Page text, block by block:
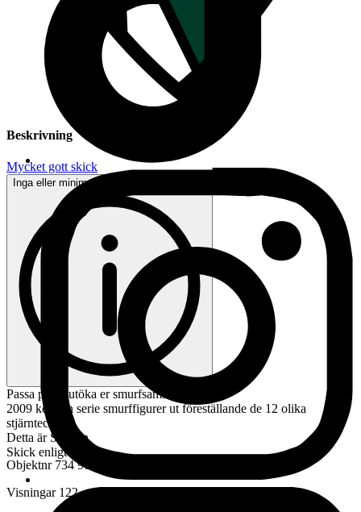
Beskrivning
Mycket gott skick
Inga eller minimala tecken på användning
Passa på att utöka er smurfsamling
2009 kom en serie smurffigurer ut föreställande de 12 olika
stjärntecknen
Detta är Skytten
Skick enligt bilder
Objektnr 734 906 298
Visningar 122